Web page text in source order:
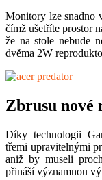
Monitory lze snadno
čímž ušetříte prostor
že na stole nebude
dvěma 2W
Zbrusu nové
Díky technologii
třemi upravitelnými
aniž by museli
přináší významnou